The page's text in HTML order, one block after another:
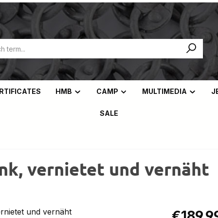
HMB CAMP MULTIMEDIA
SALE
vernietet und vernäht
Regular